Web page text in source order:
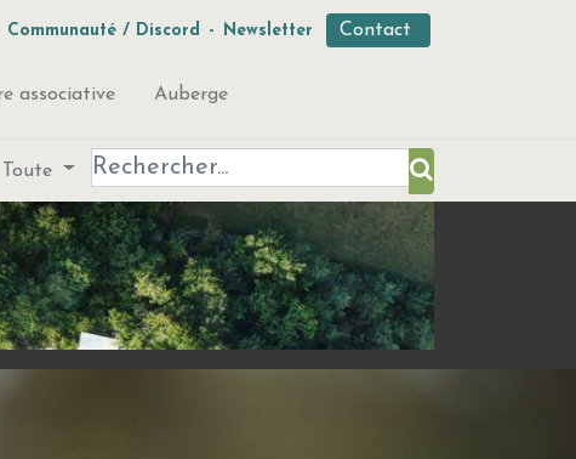
Communauté / Discord - Newsletter Contact
associative Auberge
Toute